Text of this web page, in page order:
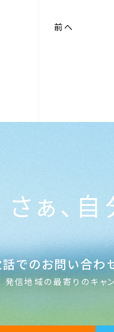
前へ
さぁ、
でのお問い合わ
信地域の最寄りのキャ